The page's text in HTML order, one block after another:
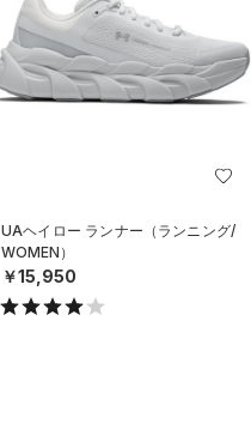
UAヘイロー ランナー（ランニング/
WOMEN）
￥15,950